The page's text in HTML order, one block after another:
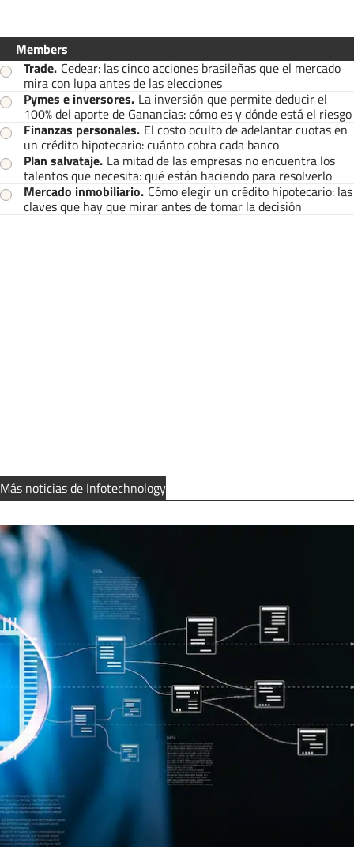
Members
Trade. Cedear: las cinco acciones brasileñas que el mercado
mira con lupa antes de las elecciones
Pymes e inversores. La inversión que permite deducir el
100% del aporte de Ganancias: cómo es y dónde está el riesgo
Finanzas personales. El costo oculto de adelantar cuotas en
un crédito hipotecario: cuánto cobra cada banco
Plan salvataje. La mitad de las empresas no encuentra los
talentos que necesita: qué están haciendo para resolverlo
Mercado inmobiliario. Cómo elegir un crédito hipotecario: las
claves que hay que mirar antes de tomar la decisión
Más noticias de Infotechnology